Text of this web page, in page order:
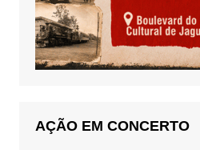
AÇÃO EM CONCERTO